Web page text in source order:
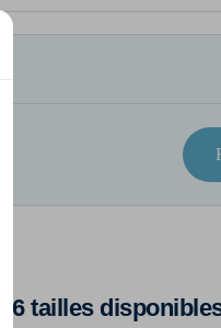
6 tailles